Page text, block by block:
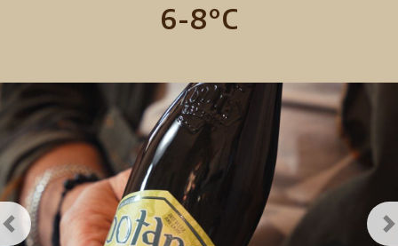
6-8°C
Previous